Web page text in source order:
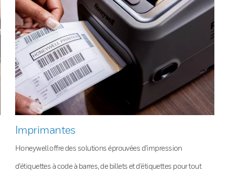
Imprimantes
Honeywell offre des solutions éprouvées d’impression
d’étiquettes à code à barres, de billets et d’étiquettes pour tout